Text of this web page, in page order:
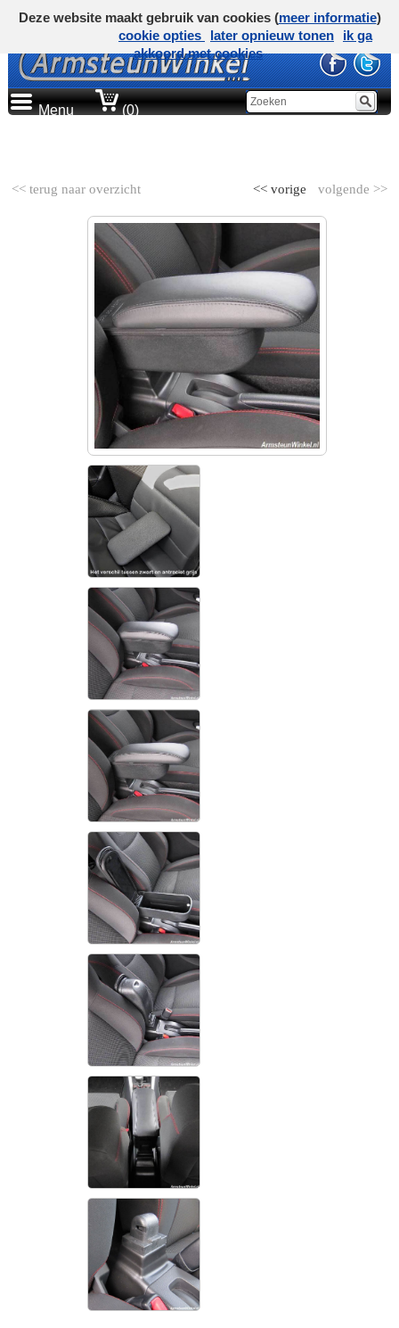
Menu (0)
<< terug naar overzicht volgende >>
<< vorige
Deze website maakt gebruik van cookies (meer informatie)
cookie opties
later opnieuw tonen
ik ga
akkoord met cookies